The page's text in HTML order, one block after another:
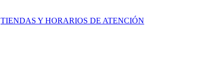
TIENDAS Y HORARIOS DE ATENCIÓN